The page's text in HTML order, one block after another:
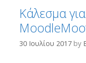
Κάλεσμα
30 Ιουλίου 2017 by